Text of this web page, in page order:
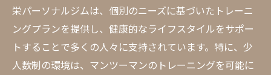
栄パーソナルジムは、個別のニーズに基づいたトレーニ
ングプランを提供し、健康的なライフスタイルをサポー
トすることで多くの人々に支持されています。特に、少
人数制の環境は、マンツーマンのトレーニングを可能に